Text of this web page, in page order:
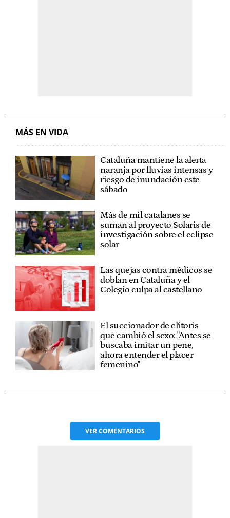
MÁS EN VIDA
Cataluña mantiene la alerta
naranja por lluvias intensas y
riesgo de inundación este
sábado
Más de mil catalanes se
suman al proyecto Solaris de
investigación sobre el eclipse
solar
Las quejas contra médicos se
doblan en Cataluña y el
Colegio culpa al castellano
El succionador de clítoris
que cambió el sexo: "Antes se
buscaba imitar un pene,
ahora entender el placer
femenino"
VERCOMENTARIOS